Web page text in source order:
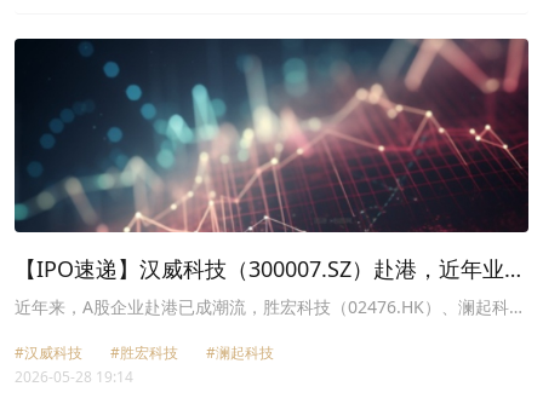
【IPO速递】汉威科技（300007.SZ）赴港，近年业绩
波动巨大
近年来，A股企业赴港已成潮流，胜宏科技（02476.HK）、澜起科技
#汉威科技 #胜宏科技
#澜起科技
2026-05-28 19:14